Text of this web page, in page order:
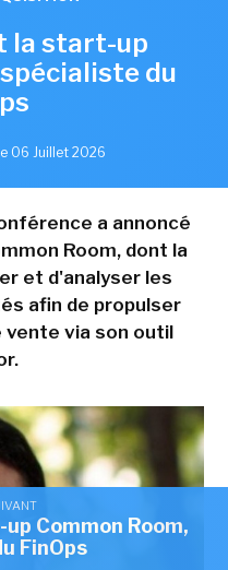
Common Room,
FinOps
la start-up
du
06 Juillet 2026
a annoncé
Room, dont la
et d'analyser les
afin de propulser
via son outil